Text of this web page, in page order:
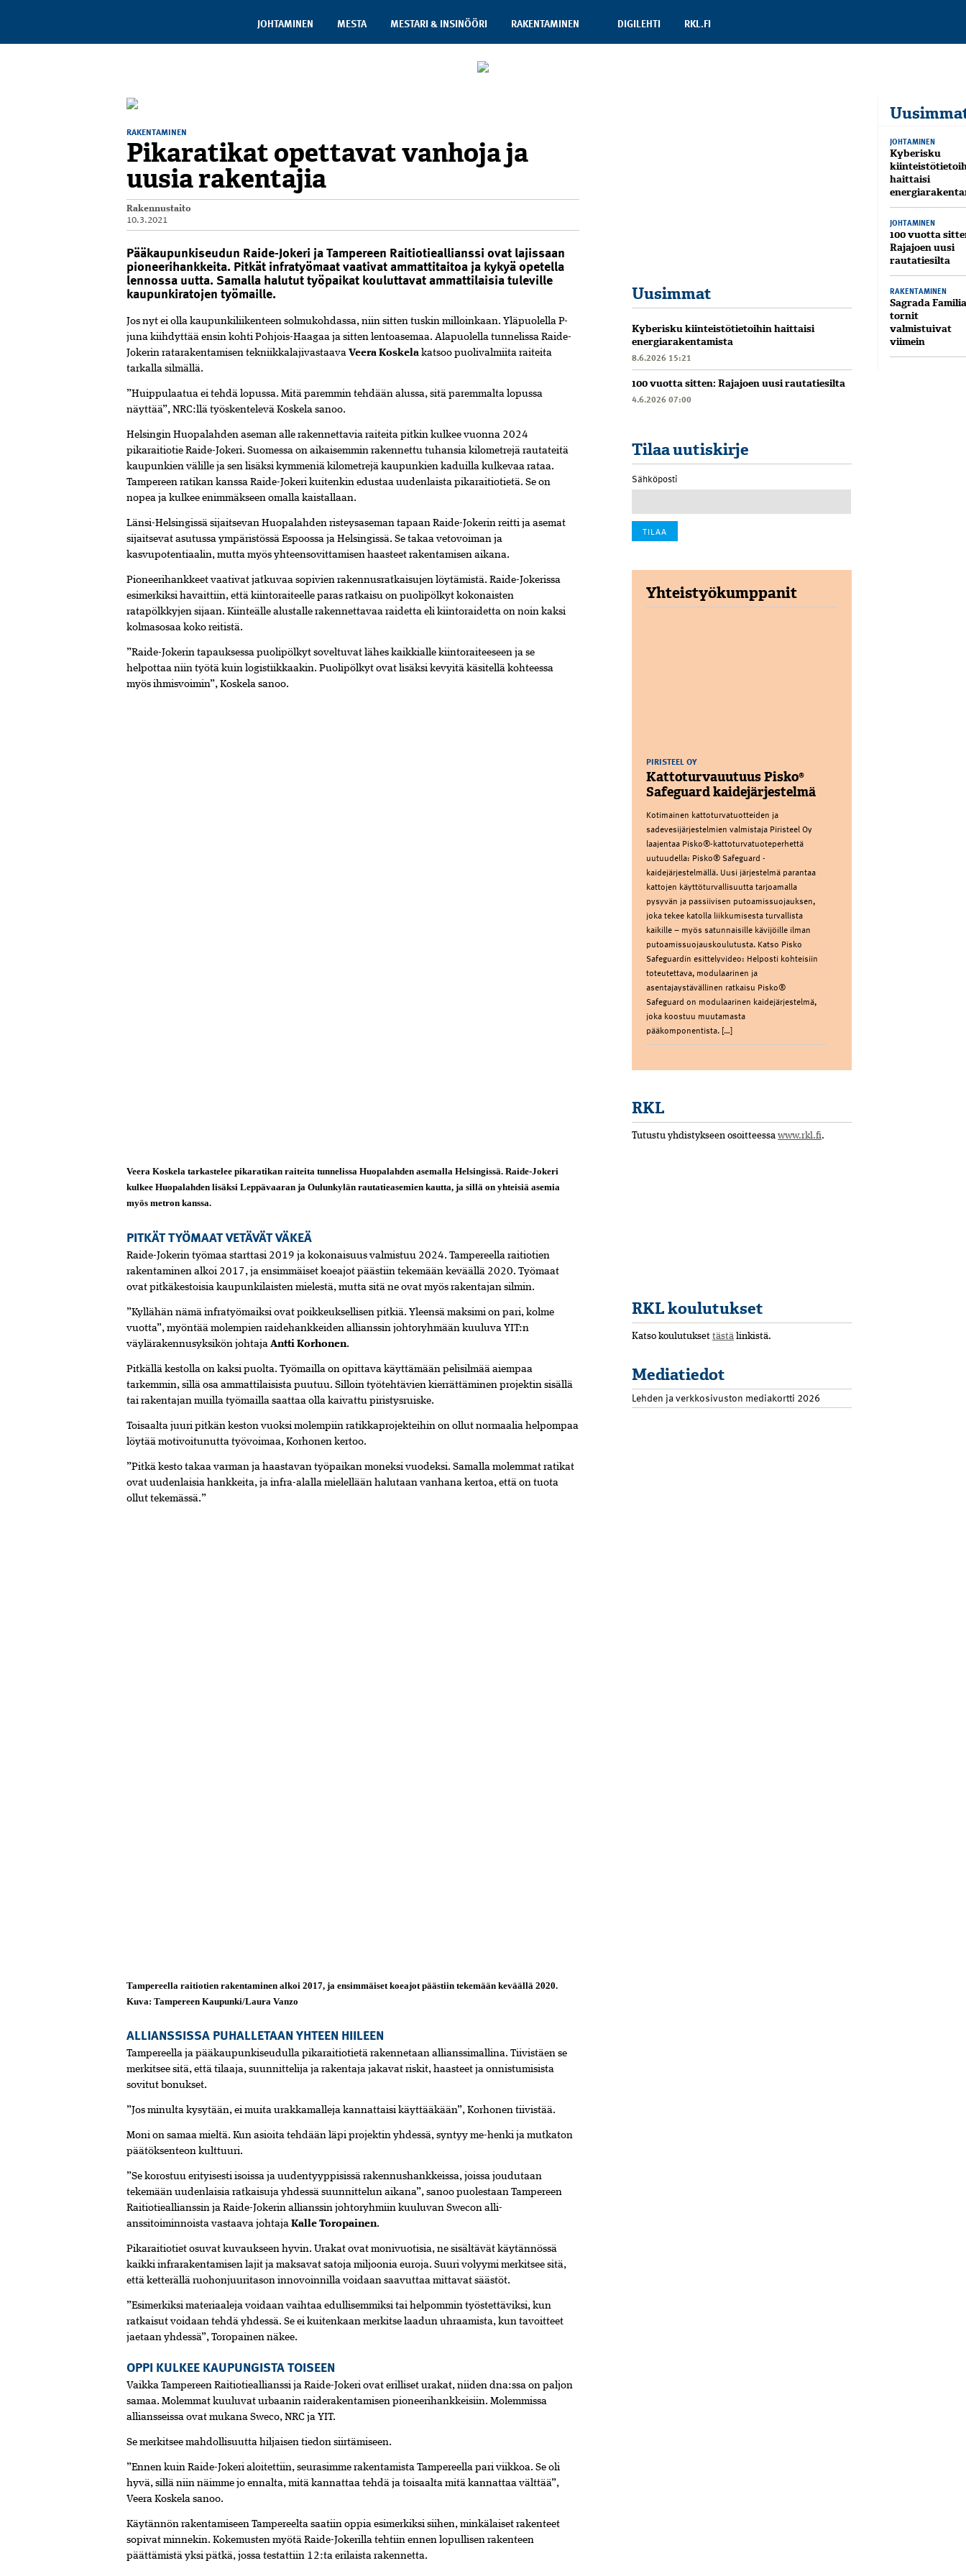
JOHTAMINEN MESTA MESTARI & INSINÖÖRI RAKENTAMINEN DIGILEHTI RKL.FI
JOHTAMINEN
Kyberisku
haittaisi
JOHTAMINEN
100 vuotta
Rajajoen uusi
rautatiesilta
RAKENTAMINEN
Sagrada
tornit
valmistuivat
viimein
RAKENTAMINEN
Pikaratikat opettavat vanhoja ja
uusia rakentajia
Rakennustaito
10.3.2021
Pääkaupunkiseudun Raide-Jokeri ja Tampereen Raitiotieallianssi ovat lajissaan
pioneerihankkeita. Pitkät infratyömaat vaativat ammattitaitoa ja kykyä opetella
lennossa uutta. Samalla halutut työpaikat kouluttavat ammattilaisia tuleville
kaupunkiratojen työmaille.
Jos nyt ei olla kaupunkiliikenteen solmu­kohdassa, niin sitten tuskin milloinkaan. Yläpuolella P-
juna kiihdyttää ensin kohti Pohjois-Haagaa ja sitten lentoasemaa. Alapuolella tunnelissa Raide-
Jokerin rata­raken­tamisen tekniikkalajivastaava Veera Koskela katsoo puolivalmiita raiteita
tarkalla silmällä.
”Huippulaatua ei tehdä lopussa. Mitä paremmin tehdään alussa, sitä paremmalta lopussa
näyttää”, NRC:llä työskentelevä Koskela sanoo.
Helsingin Huopalahden aseman alle rakennettavia raiteita pitkin kulkee vuonna 2024
pikaraitiotie Raide-Jokeri. Suomessa on aikaisemmin rakennettu tuhansia kilometrejä rautateitä
kaupunkien välille ja sen lisäksi kymmeniä kilometrejä kaupunkien kaduilla kulkevaa rataa.
Tampereen ratikan kanssa Raide-Jokeri kuitenkin edustaa uudenlaista pikaraitiotietä. Se on
nopea ja kulkee enimmäkseen omalla kaistallaan.
Länsi-Helsingissä sijaitsevan Huopalahden risteysaseman tapaan Raide-Jokerin reitti ja asemat
sijaitsevat asutussa ympäristössä Espoossa ja Helsingissä. Se takaa vetovoiman ja
kasvupotentiaalin, mutta myös yhteensovittamisen haasteet rakentamisen aikana.
Pioneerihankkeet vaativat jatkuvaa sopivien rakennusratkaisujen löytämistä. Raide-Jokerissa
esimerkiksi havaittiin, että kiintoraiteelle paras ratkaisu on puolipölkyt kokonaisten
ratapölkkyjen sijaan. Kiin­teälle alustalle rakennettavaa raidetta eli kiintoraidetta on noin kaksi
kolmasosaa koko reitistä.
”Raide-Jokerin tapauksessa puolipölkyt soveltuvat lähes kaikkialle kiintoraiteeseen ja se
helpottaa niin työtä kuin logistiikkaakin. Puolipölkyt ovat lisäksi kevyitä käsitellä kohteessa
myös ihmisvoimin”, Koskela­ sanoo.
Veera Koskela tarkastelee pikaratikan raiteita tunnelissa Huopalahden asemalla Helsingissä. Raide-Jokeri
kulkee Huopalahden ­lisäksi Leppävaaran ja Oulunkylän rautatieasemien kautta, ja sillä on yhteisiä asemia
myös metron kanssa.
PITKÄT TYÖMAAT VETÄVÄT VÄKEÄ
Raide-Jokerin työmaa starttasi 2019 ja kokonaisuus valmistuu 2024. Tampereella raitiotien
rakentaminen alkoi 2017, ja ensimmäiset koeajot päästiin tekemään keväällä 2020. Työmaat
ovat pitkäkestoisia kaupunkilaisten mielestä, mutta sitä ne ovat myös rakentajan silmin.
”Kyllähän nämä infratyömaiksi ovat poikkeuksellisen pitkiä. Yleensä maksimi on pari, kolme
vuotta”, myöntää molempien raidehankkeiden allianssin johtoryhmään kuuluva YIT:n
väylärakennusyksikön johtajaAntti Korhonen.
Pitkällä kestolla on kaksi puolta. Työmailla on opittava käyttämään pelisilmää aiempaa
tarkemmin, sillä osa ammattilaisista puutuu. Silloin työtehtävien kierrättäminen projektin sisällä
tai rakentajan muilla työmailla saattaa olla kaivattu piristysruiske.
Toisaalta juuri pitkän keston vuoksi molempiin ratikkaprojekteihin on ollut normaalia helpompaa
löytää motivoitunutta työvoimaa, Korhonen kertoo.
”Pitkä kesto takaa varman ja haastavan työpaikan moneksi vuodeksi. Samalla molemmat ratikat
ovat uudenlaisia hankkeita, ja infra-alalla mielellään halutaan vanhana kertoa, että on tuota
ollut tekemässä.”
Tampereella raitiotien rakentaminen alkoi 2017, ja ensimmäiset koeajot päästiin tekemään keväällä 2020.
Kuva: Tampereen Kaupunki/Laura Vanzo
ALLIANSSISSA PUHALLETAAN YHTEEN HIILEEN
Tampereella ja pääkaupunkiseudulla pikaraitiotietä rakennetaan allianssimallina. Tiivistäen se
merkitsee sitä, että tilaaja, suunnittelija ja rakentaja jakavat riskit, haasteet ja onnistumisista
sovitut bonukset.
”Jos minulta kysytään, ei muita urakkamalleja kannattaisi käyttääkään”, Korhonen tiivistää.
Moni on samaa mieltä. Kun asioita tehdään läpi projektin yhdessä, syntyy me-henki ja mutkaton
päätöksenteon kulttuuri.
”Se korostuu erityisesti isoissa ja uudentyyppisissä­ rakennushankkeissa, joissa joudutaan
tekemään uuden­­­laisia ratkaisuja yhdessä suunnittelun aikana”,­ sanoo puolestaan Tampereen
Raitiotieallianssin ja Raide­-­Jokerin allianssin johtoryhmiin kuuluvan Swecon­ ­al­li­
anssitoiminnoista vastaava johtaja Kalle Toropainen.
Pikaraitiotiet osuvat kuvaukseen hyvin. Urakat ovat monivuotisia, ne sisältävät käytännössä
kaikki infrarakentamisen lajit ja maksavat satoja miljoonia euroja. Suuri volyymi merkitsee sitä,
että ketterällä ruohonjuuritason innovoinnilla voidaan saavuttaa mittavat säästöt.
”Esimerkiksi materiaaleja voidaan vaihtaa edullisemmiksi tai helpommin työstettäviksi, kun
ratkaisut voidaan tehdä yhdessä. Se ei kuitenkaan merkitse laadun uhraamista, kun tavoitteet
jaetaan yhdessä”, Toropainen näkee.
OPPI KULKEE KAUPUNGISTA TOISEEN
Vaikka Tampereen Raitiotieallianssi ja Raide-Jokeri ovat erilliset urakat, niiden dna:ssa on paljon
samaa. Molemmat kuuluvat urbaanin raiderakentamisen pioneerihankkeisiin. Molemmissa
alliansseissa ovat mukana Sweco, NRC ja YIT.
Se merkitsee mahdollisuutta hiljaisen tiedon siirtämiseen.
”Ennen kuin Raide-Jokeri aloitettiin, seurasimme rakentamista Tampereella pari viikkoa. Se oli
hyvä, sillä niin näimme jo ennalta, mitä kannattaa tehdä ja toisaalta mitä kannattaa välttää”,
Veera Koskela sanoo.
Käytännön rakentamiseen Tampereelta saatiin oppia esimerkiksi siihen, minkälaiset rakenteet
sopivat minnekin. Kokemusten myötä Raide-Jokerilla tehtiin ennen lopullisen rakenteen
päättämistä yksi pätkä, jossa testattiin 12:ta erilaista rakennetta.
Uusimmat
Kyberisku kiinteistötietoihin haittaisi
energiarakentamista
8.6.2026 15:21
100 vuotta sitten: Rajajoen uusi rautatiesilta
4.6.2026 07:00
Tilaa uutiskirje
Sähköposti
Yhteistyökumppanit
PIRISTEEL OY
Kattoturvauutuus Pisko®
Safeguard kaidejärjestelmä
Kotimainen kattoturvatuotteiden ja
sadevesijärjestelmien valmistaja Piristeel Oy
laajentaa Pisko®-kattoturvatuoteperhettä
uutuudella: Pisko® Safeguard -
kaidejärjestelmällä. Uusi järjestelmä parantaa
kattojen käyttöturvallisuutta tarjoamalla
pysyvän ja passiivisen putoamissuojauksen,
joka tekee katolla liikkumisesta turvallista
kaikille – myös satunnaisille kävijöille ilman
putoamissuojauskoulutusta. Katso Pisko
Safeguardin esittelyvideo: Helposti kohteisiin
toteutettava, modulaarinen ja
asentajaystävällinen ratkaisu Pisko®
Safeguard on modulaarinen kaidejärjestelmä,
joka koostuu muutamasta
pääkomponentista. […]
RKL
Tutustu yhdistykseen osoitteessa www.rkl.fi.
RKL koulutukset
Katso koulutukset tästä linkistä.
Mediatiedot
Lehden ja verkkosivuston mediakortti 2026